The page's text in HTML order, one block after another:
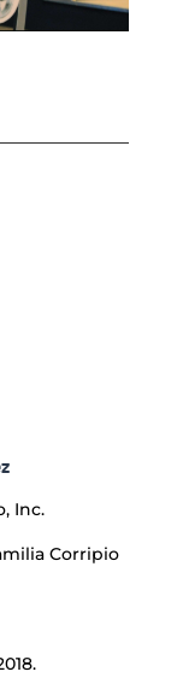
Inc.
Corripio